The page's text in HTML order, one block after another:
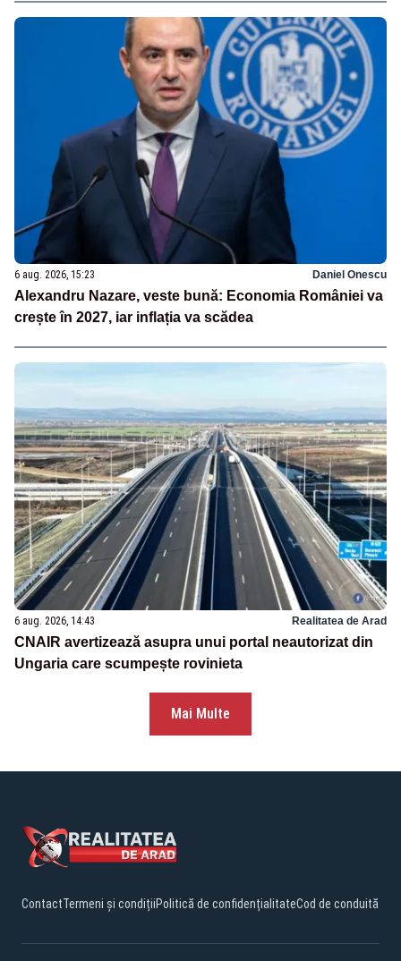
6 aug. 2026, 15:23 Daniel Onescu
Alexandru Nazare, veste bună: Economia României va
crește în 2027, iar inflația va scădea
6 aug. 2026, 14:43 Realitatea de Arad
CNAIR avertizează asupra unui portal neautorizat din
Ungaria care scumpește rovinieta
Mai Multe
ContactTermeni și condițiiPolitică de confidențialitateCod de conduită